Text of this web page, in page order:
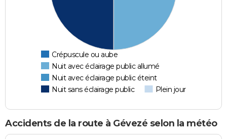
Crépuscule ou aube
Nuit avec éclairage public allumé
Nuit avec éclairage public éteint
Nuit sans éclairage public
Plein jour
Accidents de la route à Gévezé selon la météo